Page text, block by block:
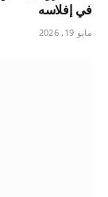
في إفلاسه
مايو 19, 2026